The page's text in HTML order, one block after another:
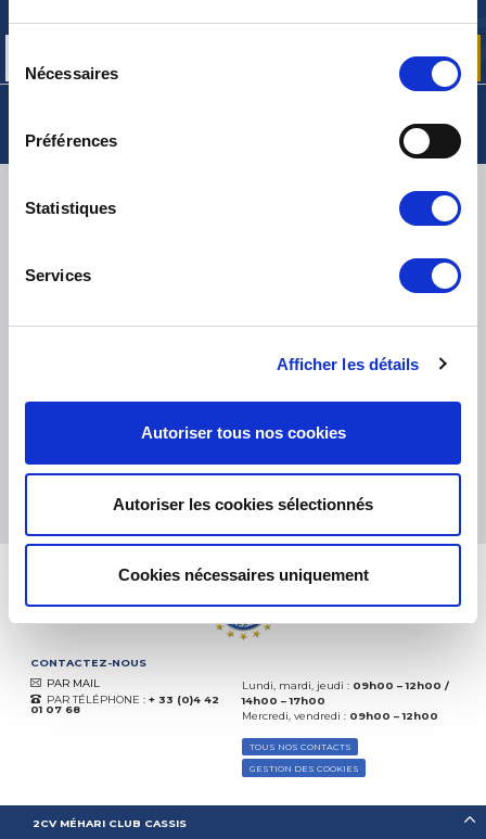
du Nécessaires
Préférences
Statistiques
Services
Afficher les détails
Autoriser tous nos cookies
Autoriser les cookies sélectionnés
Cookies nécessaires uniquement
Basé sur 37904 avis
CONTACTEZ-NOUS
PAR MAIL
PAR TÉLÉPHONE : + 33 (0)4 42
01 07 68
Lundi, mardi, jeudi : 09h00 – 12h00 /
14h00 – 17h00
Mercredi, vendredi : 09h00 – 12h00
TOUS NOS CONTACTS
GESTION DES COOKIES
2CV MÉHARI CLUB CASSIS